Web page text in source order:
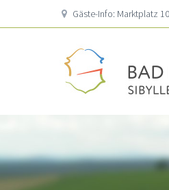
Gäste-Info: Marktplatz